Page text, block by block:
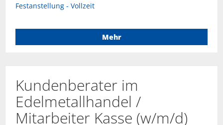
Festanstellung - Vollzeit
Mehr
Kundenberater im
Edelmetallhandel /
Mitarbeiter Kasse (w/m/d)